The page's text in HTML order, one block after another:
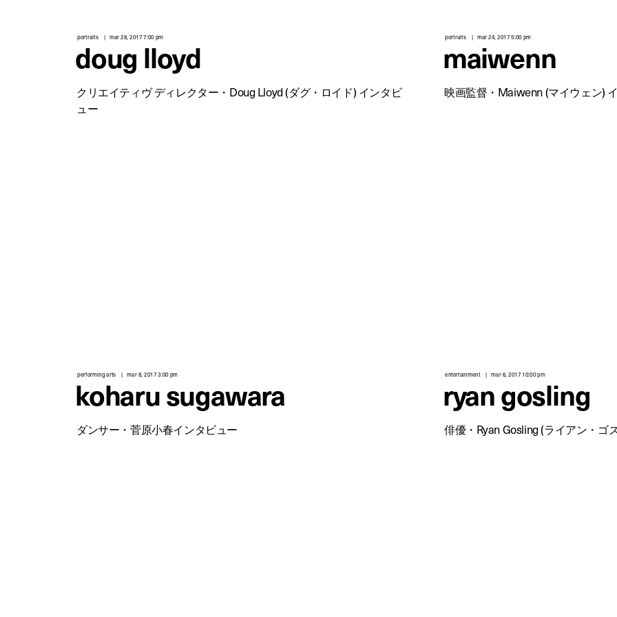
portraits mar 28, 2017 7:00 pm
doug lloyd
クリエイティヴ ディレクター・Doug Lloyd (ダグ・ロイド) インタビ
ュー
portraits mar 24, 2017 5:00 pm
maiwenn
映画監督・Maiwenn (マイウェン)
performing arts mar 8, 2017 3:00 pm
koharu sugawara
ダンサー・菅原小春インタビュー
entertainment mar 6, 2017 10:00 pm
ryan gosling
俳優・Ryan Gosling (ライアン・ゴ